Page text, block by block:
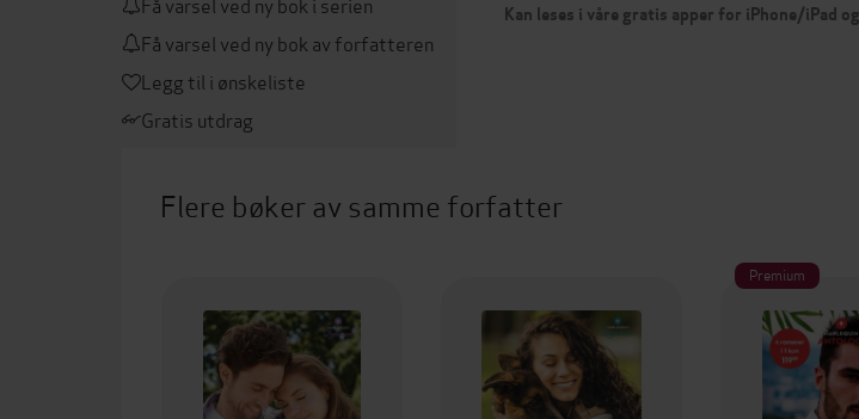
Få varsel ved ny bok av forfatteren
Legg til i ønskeliste
Gratis utdrag
Kan leses i våre gratis apper for iPhone/iPad
Flere bøker av samme forfatter
Premium